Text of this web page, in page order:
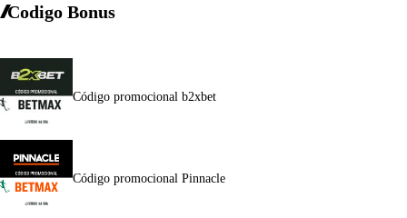
Codigo Bonus
Código promocional b2xbet
Código promocional Pinnacle